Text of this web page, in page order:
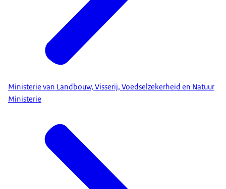
Ministerie van Landbouw, Visserij, Voedselzekerheid en Natuur
Ministerie